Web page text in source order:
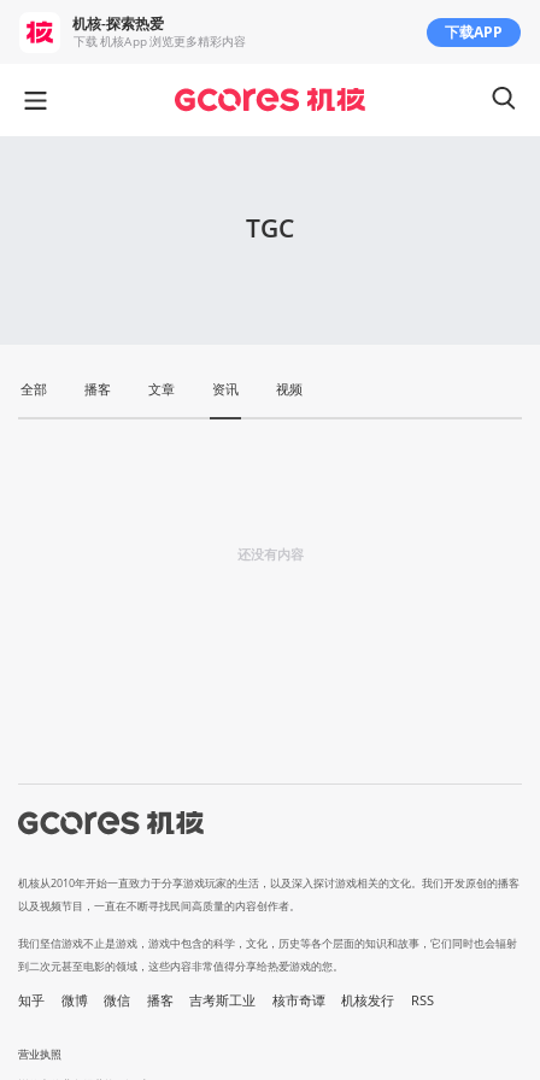
TGC
全部 播客 文章 资讯 视频
还没有内容
机核从2010年开始一直致力于分享游戏玩家的生活，以及深入探讨游戏相关的文化。我们开发原创的播客
以及视频节目，一直在不断寻找民间高质量的内容创作者。
我们坚信游戏不止是游戏，游戏中包含的科学，文化，历史等各个层面的知识和故事，它们同时也会辐射
到二次元甚至电影的领域，这些内容非常值得分享给热爱游戏的您。
知乎 微博 微信 播客 吉考斯工业 核市奇谭 机核发行 RSS
营业执照
机核-探索热爱
下载 机核App 浏览更多精彩内容 下载APP